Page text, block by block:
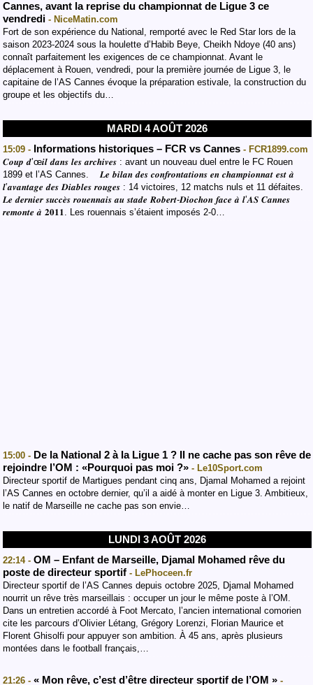
Cannes, avant la reprise du championnat de Ligue 3 ce
vendredi - NiceMatin.com
Fort de son expérience du National, remporté avec le Red Star lors de la
saison 2023-2024 sous la houlette d’Habib Beye, Cheikh Ndoye (40 ans)
connaît parfaitement les exigences de ce championnat. Avant le
déplacement à Rouen, vendredi, pour la première journée de Ligue 3, le
capitaine de l’AS Cannes évoque la préparation estivale, la construction du
groupe et les objectifs du…
MARDI 4 AOÛT 2026
15:09 - Informations historiques – FCR vs Cannes - FCR1899.com
𝑪𝒐𝒖𝒑 𝒅’œ𝒊𝒍 𝒅𝒂𝒏𝒔 𝒍𝒆𝒔 𝒂𝒓𝒄𝒉𝒊𝒗𝒆𝒔 : avant un nouveau duel entre le FC Rouen
1899 et l’AS Cannes. 𝑳𝒆 𝒃𝒊𝒍𝒂𝒏 𝒅𝒆𝒔 𝒄𝒐𝒏𝒇𝒓𝒐𝒏𝒕𝒂𝒕𝒊𝒐𝒏𝒔 𝒆𝒏 𝒄𝒉𝒂𝒎𝒑𝒊𝒐𝒏𝒏𝒂𝒕 𝒆𝒔𝒕 𝒂̀
𝒍’𝒂𝒗𝒂𝒏𝒕𝒂𝒈𝒆 𝒅𝒆𝒔 𝑫𝒊𝒂𝒃𝒍𝒆𝒔 𝒓𝒐𝒖𝒈𝒆𝒔 : 14 victoires, 12 matchs nuls et 11 défaites.
𝑳𝒆 𝒅𝒆𝒓𝒏𝒊𝒆𝒓 𝒔𝒖𝒄𝒄𝒆̀𝒔 𝒓𝒐𝒖𝒆𝒏𝒏𝒂𝒊𝒔 𝒂𝒖 𝒔𝒕𝒂𝒅𝒆 𝑹𝒐𝒃𝒆𝒓𝒕-𝑫𝒊𝒐𝒄𝒉𝒐𝒏 𝒇𝒂𝒄𝒆 𝒂̀ 𝒍’𝑨𝑺 𝑪𝒂𝒏𝒏𝒆𝒔
𝒓𝒆𝒎𝒐𝒏𝒕𝒆 𝒂̀ 𝟐𝟎𝟏𝟏. Les rouennais s’étaient imposés 2-0…
15:00 - De la National 2 à la Ligue 1 ? Il ne cache pas son rêve de
rejoindre l’OM : «Pourquoi pas moi ?» - Le10Sport.com
Directeur sportif de Martigues pendant cinq ans, Djamal Mohamed a rejoint
l’AS Cannes en octobre dernier, qu’il a aidé à monter en Ligue 3. Ambitieux,
le natif de Marseille ne cache pas son envie…
LUNDI 3 AOÛT 2026
22:14 - OM – Enfant de Marseille, Djamal Mohamed rêve du
poste de directeur sportif - LePhoceen.fr
Directeur sportif de l’AS Cannes depuis octobre 2025, Djamal Mohamed
nourrit un rêve très marseillais : occuper un jour le même poste à l’OM.
Dans un entretien accordé à Foot Mercato, l’ancien international comorien
cite les parcours d’Olivier Létang, Grégory Lorenzi, Florian Maurice et
Florent Ghisolfi pour appuyer son ambition. À 45 ans, après plusieurs
montées dans le football français,…
21:26 - « Mon rêve, c’est d’être directeur sportif de l’OM » -